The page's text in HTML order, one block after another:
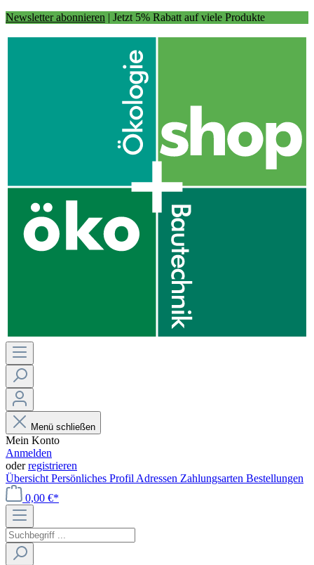
Newsletter abonnieren | Jetzt 5% Rabatt auf viele Produkte
Menü schließen
Mein Konto
Anmelden
oderregistrieren
Übersicht Persönliches Profil Adressen Zahlungsarten Bestellungen
0,00 €*